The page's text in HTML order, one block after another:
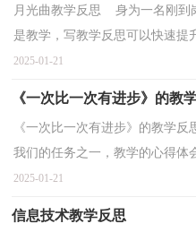
月光曲教学反思 身为一名刚到
是教学，写教学反思可以快速提
思需要注意哪些问题呢？以下是
2025-01-21
《一次比一次有进步》的教
《一次比一次有进步》的教学
我们的任务之一，教学的心得体
家知道正规的教学反思怎么写吗
2025-01-21
信息技术教学反思